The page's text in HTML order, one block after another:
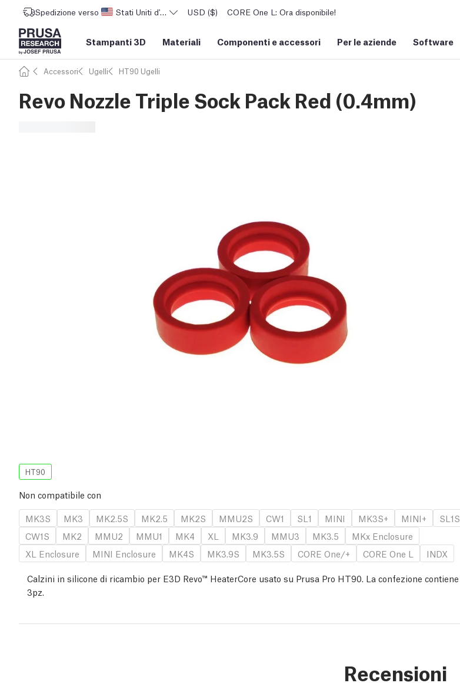
Spedizione verso Stati Uniti d'AmericaUSD ($) CORE One L: Ora disponibile!
Stampanti 3D Materiali Componenti e accessori Per le aziende Software
Accessori Ugelli HT90 Ugelli
Revo Nozzle Triple Sock Pack Red (0.4mm)
HT90
Non compatibile con
MK3S
MK3 MK2.5S MK2.5 MK2S MMU2S CW1 SL1 MINI MK3S+ MINI+
SL1S
CW1S
MK2 MMU2 MMU1 MK4 XL MK3.9 MMU3 MK3.5
MKx Enclosure
XL Enclosure
MINI Enclosure MK4S MK3.9S MK3.5S CORE One/+ CORE One L INDX
Calzini in silicone di ricambio per E3D Revo™ HeaterCore usato su Prusa Pro HT90. La confezione contiene
3pz.
Recensioni